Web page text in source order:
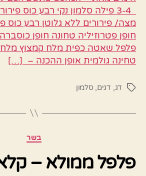
3-4 פילה סלמון נקי רבע כוס
מצה/ פירורים ללא גלוטן רבע כוס
חופן פטרוזיליה טחונה חופן
טחינה גולמית אופן ההכנה – […]
תגיותדג, דגים, סלמון
קטגוריותבשר
פלפל ממולא –